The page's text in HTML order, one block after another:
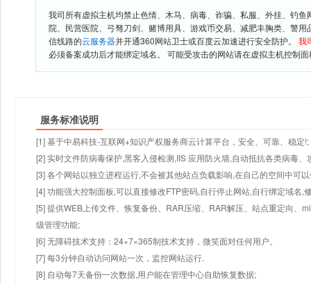
我司所有虚拟主机均禁止色情、木马、病毒、诈骗、私服、外挂、钓
院、民营医院、弓驽刀剑、赌博用具、游戏币交易、减肥丰胸类、警
信线路的云服务器并开通360网站卫士或百度云加速进行安全防护。 我
必须备案成功后才能绑定域名。 可能受攻击的网站请在虚拟主机控制
服务标准说明
[1] 基于中易科技-互联网+知识产权服务商云计算平台，安全、可靠、稳定!;
[2] 实时文件防病毒保护,黑客入侵检测,IIS 应用防火墙,自动抵抗各类病毒、
[3] 各个网站以独立进程运行,不会被其他站点负载影响,在自己的空间中可
[4] 功能强大控制面板,可以直接修改FTP密码,自行停止网站,自行绑定域名,
[5] 提供WEB上传文件、恢复备份、RAR压缩、RAR解压、站点重定向、
级管理功能;
[6] 无障碍技术支持：24×7×365制技术支持，微笑面对任何用户。
[7] 每3分钟自动访问网站一次，监控网站运行.
[8] 自动每7天备份一次数据,用户能在管理中心自助恢复数据;